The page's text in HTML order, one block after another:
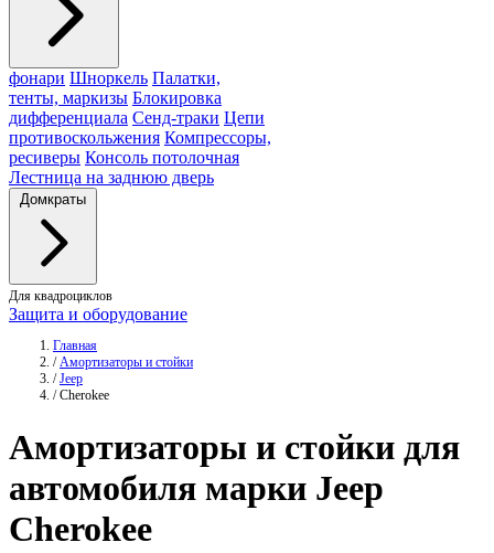
фонари Шноркель Палатки,
тенты, маркизы Блокировка
дифференциала Сенд-траки Цепи
противоскольжения Компрессоры,
ресиверы Консоль потолочная
Лестница на заднюю дверь
Домкраты
Для квадроциклов
Защита и оборудование
Главная
/ Амортизаторы и стойки
/ Jeep
/ Cherokee
Амортизаторы и стойки для
автомобиля марки Jeep
Cherokee